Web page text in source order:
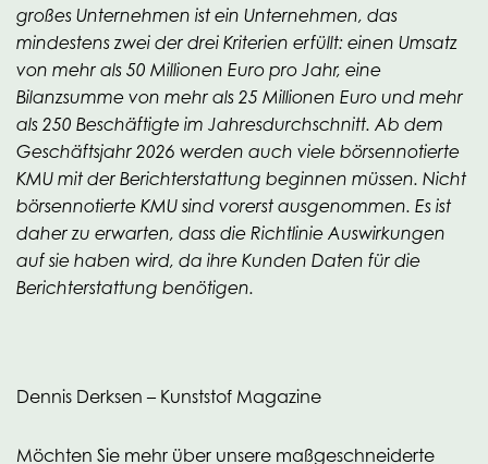
großes Unternehmen ist ein Unternehmen, das
mindestens zwei der drei Kriterien erfüllt: einen Umsatz
von mehr als 50 Millionen Euro pro Jahr, eine
Bilanzsumme von mehr als 25 Millionen Euro und mehr
als 250 Beschäftigte im Jahresdurchschnitt. Ab dem
Geschäftsjahr 2026 werden auch viele börsennotierte
KMU mit der Berichterstattung beginnen müssen. Nicht
börsennotierte KMU sind vorerst ausgenommen. Es ist
daher zu erwarten, dass die Richtlinie Auswirkungen
auf sie haben wird, da ihre Kunden Daten für die
Berichterstattung benötigen.
Dennis Derksen – Kunststof Magazine
Möchten Sie mehr über unsere maßgeschneiderte